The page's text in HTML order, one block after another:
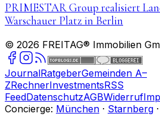
PRIMESTAR Group realisiert
Warschauer Platz in Berlin
© 2026 FREITAG® Immobilien
JournalRatgeberGemeinden A–
ZRechnerInvestmentsRSS
FeedDatenschutzAGBWiderruf
Concierge: München · Starnberg ·